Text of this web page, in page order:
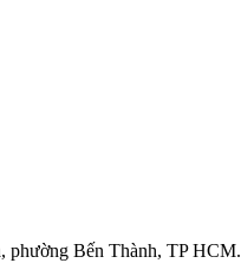
phường Bến Thành, TP HCM.